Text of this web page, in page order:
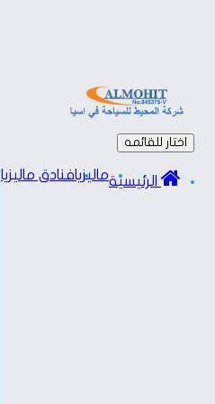
اختار للقائمه
الرئيسيةماليزيافنادق ماليزيا